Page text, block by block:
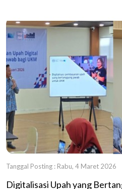
Tanggal Posting : Rabu, 4 Maret 2026
Digitalisasi Upah yang